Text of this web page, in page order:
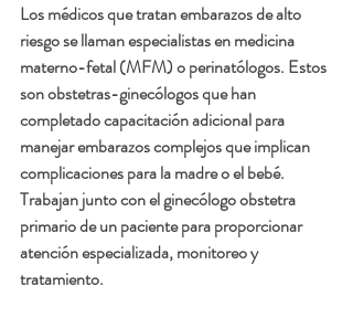
Los médicos que tratan embarazos de alto
riesgo se llaman especialistas en medicina
materno-fetal (MFM) o perinatólogos. Estos
son obstetras-ginecólogos que han
completado capacitación adicional para
manejar embarazos complejos que implican
complicaciones para la madre o el bebé.
Trabajan junto con el ginecólogo obstetra
primario de un paciente para proporcionar
atención especializada, monitoreo y
tratamiento.